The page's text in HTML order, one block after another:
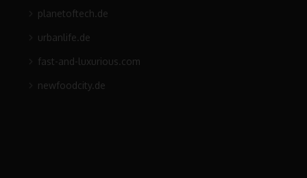
planetoftech.de
urbanlife.de
fast-and-luxurious.com
newfoodcity.de